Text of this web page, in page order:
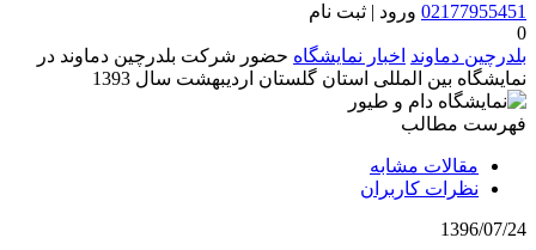
02177955451 ورود | ثبت نام
0
بلدرچین دماوند اخبار نمایشگاه حضور شركت بلدرچین دماوند در
نمایشگاه بین المللی استان گلستان اردیبهشت سال 1393
فهرست مطالب
مقالات مشابه
نظرات کاربران
1396/07/24